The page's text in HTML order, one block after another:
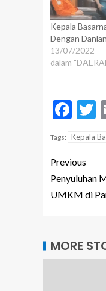
Kepala
Dengan
13/07/2022
dalam
Tags: Kepala
Previous
Penyuluhan
UMKM di
MORE